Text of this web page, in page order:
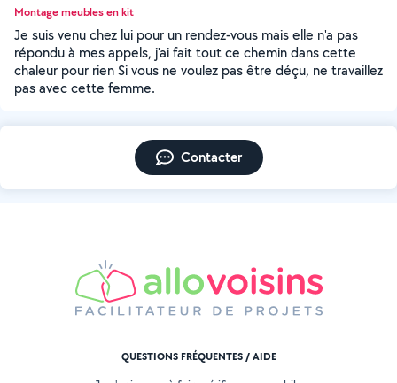
Montage meubles en kit
Je suis venu chez lui pour un rendez-vous mais elle n'a pas
répondu à mes appels, j'ai fait tout ce chemin dans cette
chaleur pour rien Si vous ne voulez pas être déçu, ne travaillez
pas avec cette femme.
Contacter
QUESTIONS FRÉQUENTES / AIDE